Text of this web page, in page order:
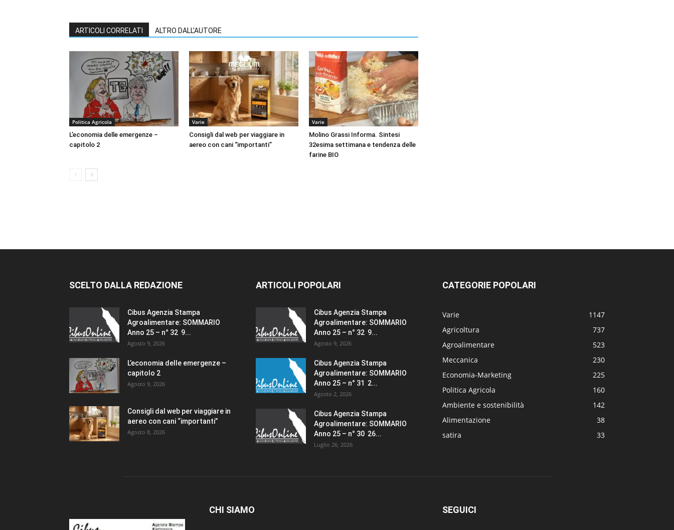
ARTICOLI CORRELATI ALTRO DALL'AUTORE
Politica Agricola
L’economia delle emergenze –
capitolo 2
Varie
Consigli dal web per viaggiare in
aereo con cani “importanti”
Varie
Molino Grassi Informa. Sintesi
32esima settimana e tendenza delle
farine BIO
SCELTO DALLA REDAZIONE
Cibus Agenzia Stampa
Agroalimentare: SOMMARIO
Anno 25 – n° 32 9...
Agosto 9, 2026
L’economia delle emergenze –
capitolo 2
Agosto 9, 2026
Consigli dal web per viaggiare in
aereo con cani “importanti”
Agosto 8, 2026
ARTICOLI POPOLARI
Cibus Agenzia Stampa
Agroalimentare: SOMMARIO
Anno 25 – n° 32 9...
Agosto 9, 2026
Cibus Agenzia Stampa
Agroalimentare: SOMMARIO
Anno 25 – n° 31 2...
Agosto 2, 2026
Cibus Agenzia Stampa
Agroalimentare: SOMMARIO
Anno 25 – n° 30 26...
Luglio 26, 2026
CATEGORIE POPOLARI
Varie
1147
Agricoltura
737
Agroalimentare
523
Meccanica
230
Economia-Marketing
225
Politica Agricola
160
Ambiente e sostenibilità
142
Alimentazione
38
satira
33
CHI SIAMO SEGUICI